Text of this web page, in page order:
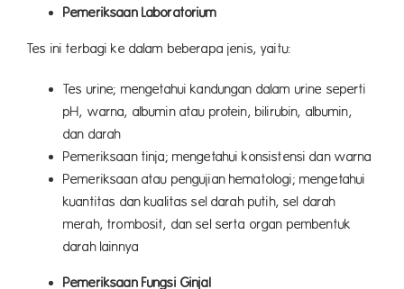
Pemeriksaan Laboratorium
Tes ini terbagi ke dalam beberapa jenis, yaitu:
Tes urine; mengetahui kandungan dalam urine seperti
pH, warna, albumin atau protein, bilirubin, albumin,
dan darah
Pemeriksaan tinja; mengetahui konsistensi dan warna
Pemeriksaan atau pengujian hematologi; mengetahui
kuantitas dan kualitas sel darah putih, sel darah
merah, trombosit, dan sel serta organ pembentuk
darah lainnya
Pemeriksaan Fungsi Ginjal